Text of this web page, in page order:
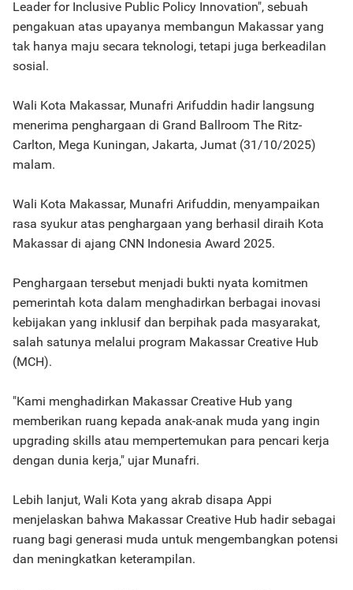
Leader for Inclusive Public Policy Innovation", sebuah
pengakuan atas upayanya membangun Makassar yang
tak hanya maju secara teknologi, tetapi juga berkeadilan
sosial.
Wali Kota Makassar, Munafri Arifuddin hadir langsung
menerima penghargaan di Grand Ballroom The Ritz-
Carlton, Mega Kuningan, Jakarta, Jumat (31/10/2025)
malam.
Wali Kota Makassar, Munafri Arifuddin, menyampaikan
rasa syukur atas penghargaan yang berhasil diraih Kota
Makassar di ajang CNN Indonesia Award 2025.
Penghargaan tersebut menjadi bukti nyata komitmen
pemerintah kota dalam menghadirkan berbagai inovasi
kebijakan yang inklusif dan berpihak pada masyarakat,
salah satunya melalui program Makassar Creative Hub
(MCH).
"Kami menghadirkan Makassar Creative Hub yang
memberikan ruang kepada anak-anak muda yang ingin
upgrading skills atau mempertemukan para pencari kerja
dengan dunia kerja," ujar Munafri.
Lebih lanjut, Wali Kota yang akrab disapa Appi
menjelaskan bahwa Makassar Creative Hub hadir sebagai
ruang bagi generasi muda untuk mengembangkan potensi
dan meningkatkan keterampilan.